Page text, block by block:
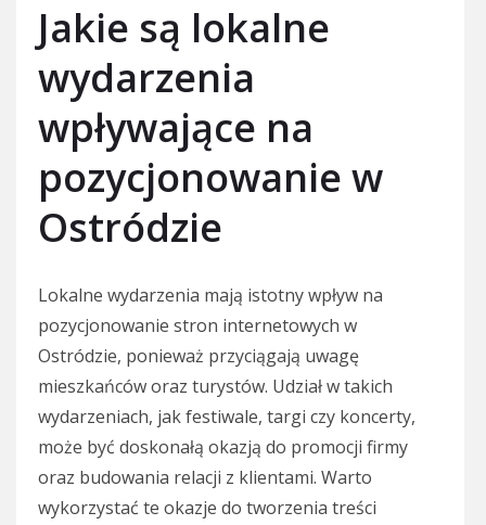
Jakie są lokalne
wydarzenia
wpływające na
pozycjonowanie w
Ostródzie
Lokalne wydarzenia mają istotny wpływ na
pozycjonowanie stron internetowych w
Ostródzie, ponieważ przyciągają uwagę
mieszkańców oraz turystów. Udział w takich
wydarzeniach, jak festiwale, targi czy koncerty,
może być doskonałą okazją do promocji firmy
oraz budowania relacji z klientami. Warto
wykorzystać te okazje do tworzenia treści